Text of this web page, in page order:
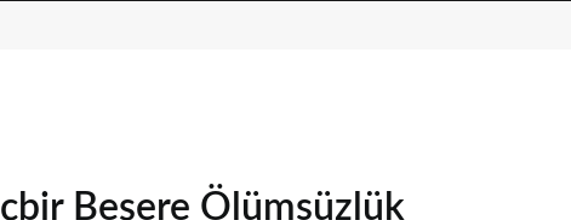
Beşere Ölümsüzlük